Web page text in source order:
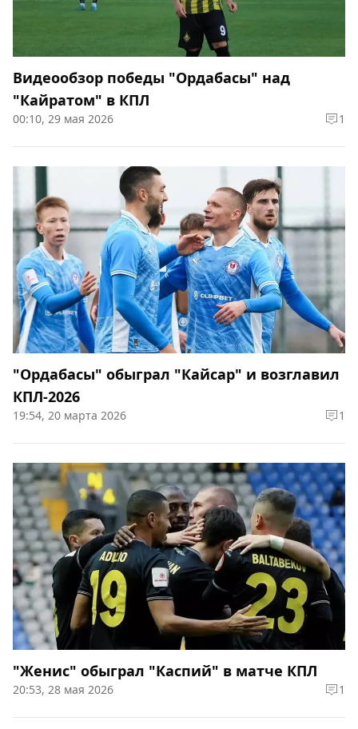
Видеообзор победы "Ордабасы" над
"Кайратом" в КПЛ
00:10, 29 мая 2026 1
"Ордабасы" обыграл "Кайсар" и возглавил
КПЛ-2026
19:54, 20 марта 2026 1
"Женис" обыграл "Каспий" в матче КПЛ
20:53, 28 мая 2026 1